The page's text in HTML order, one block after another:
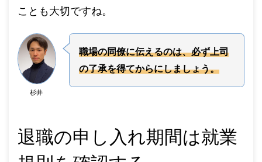
ことも大切ですね。
杉井
職場の同僚に伝えるのは、必ず上司
の了承を得てからにしましょう。
退職の申し入れ期間は就業